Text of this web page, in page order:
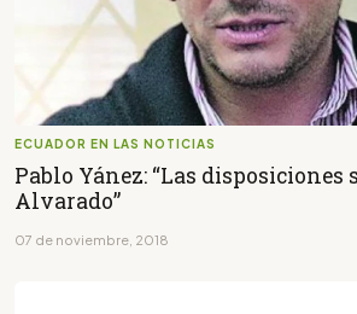
ECUADOR EN LAS NOTICIAS
Pablo Yánez: “Las disposiciones
Alvarado”
07 de noviembre, 2018